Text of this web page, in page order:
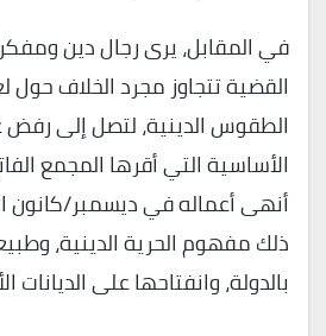
في المقابل، يرى رجال دين
القضية تتجاوز مجرد الخلاف حول
الطقوس الدينية، لتصل إلى
الأساسية التي أقرها المجمع
ذلك مفهوم الحرية الدينية،
بالدولة، وانفتاحها على الديانات